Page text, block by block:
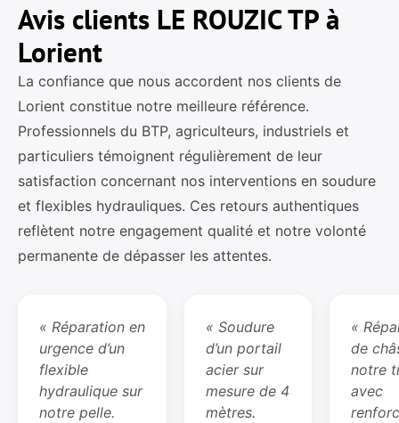
Avis clients LE ROUZIC TP à
Lorient
La confiance que nous accordent nos clients de
Lorient constitue notre meilleure référence.
Professionnels du BTP, agriculteurs, industriels et
particuliers témoignent régulièrement de leur
satisfaction concernant nos interventions en soudure
et flexibles hydrauliques. Ces retours authentiques
reflètent notre engagement qualité et notre volonté
permanente de dépasser les attentes.
« Réparation en
urgence d’un
flexible
hydraulique sur
notre pelle.
« Soudure
d’un portail
acier sur
mesure de 4
mètres.
«
de
notre
avec